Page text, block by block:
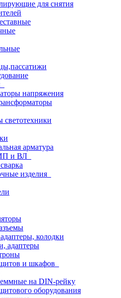
для снятия
напряжения
светотехники
арматура
и ВЛ
изделия
колодки
адаптеры
и шкафов
на DIN-рейку
оборудования